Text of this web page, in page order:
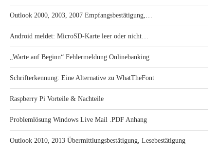
Outlook 2000, 2003, 2007 Empfangsbestätigung,…
Android meldet: MicroSD-Karte leer oder nicht…
„Warte auf Beginn“ Fehlermeldung Onlinebanking
Schrifterkennung: Eine Alternative zu WhatTheFont
Raspberry Pi Vorteile & Nachteile
Problemlösung Windows Live Mail .PDF Anhang
Outlook 2010, 2013 Übermittlungsbestätigung, Lesebestätigung